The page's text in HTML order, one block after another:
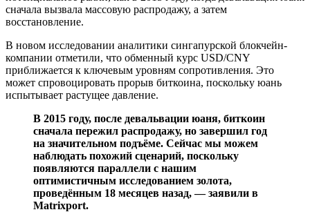
сначала вызвала массовую распродажу, а затем
восстановление.
В новом исследовании аналитики сингапурской блокчейн-
компании отметили, что обменный курс USD/CNY
приближается к ключевым уровням сопротивления. Это
может спровоцировать прорыв биткоина, поскольку юань
испытывает растущее давление.
В 2015 году, после девальвации юаня, биткоин
сначала пережил распродажу, но завершил год
на значительном подъёме. Сейчас мы можем
наблюдать похожий сценарий, поскольку
появляются параллели с нашим
оптимистичным исследованием золота,
проведённым 18 месяцев назад, — заявили в
Matrixport.